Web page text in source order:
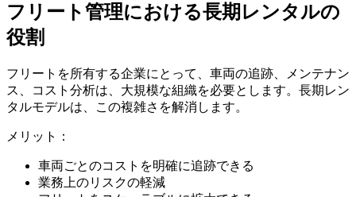
フリート管理における長期レンタルの
役割
フリートを所有する企業にとって、車両の追跡、メンテナン
ス、コスト分析は、大規模な組織を必要とします。長期レン
タルモデルは、この複雑さを解消します。
メリット：
車両ごとのコストを明確に追跡できる
業務上のリスクの軽減